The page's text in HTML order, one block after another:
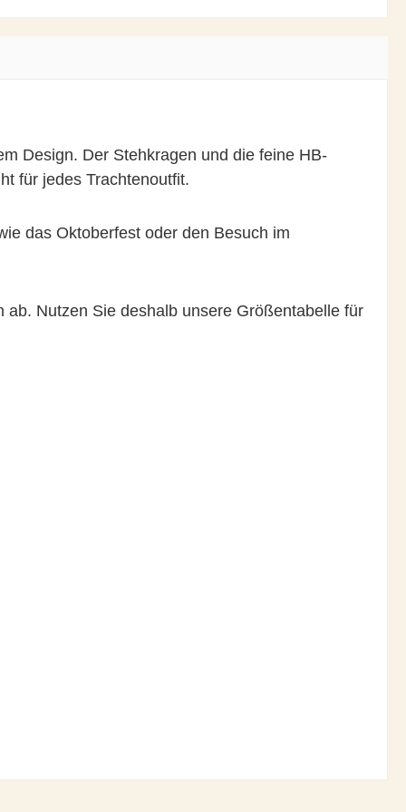
Design. Der Stehkragen und die feine HB-
für jedes Trachtenoutfit.
das Oktoberfest oder den Besuch im
Nutzen Sie deshalb unsere Größentabelle für